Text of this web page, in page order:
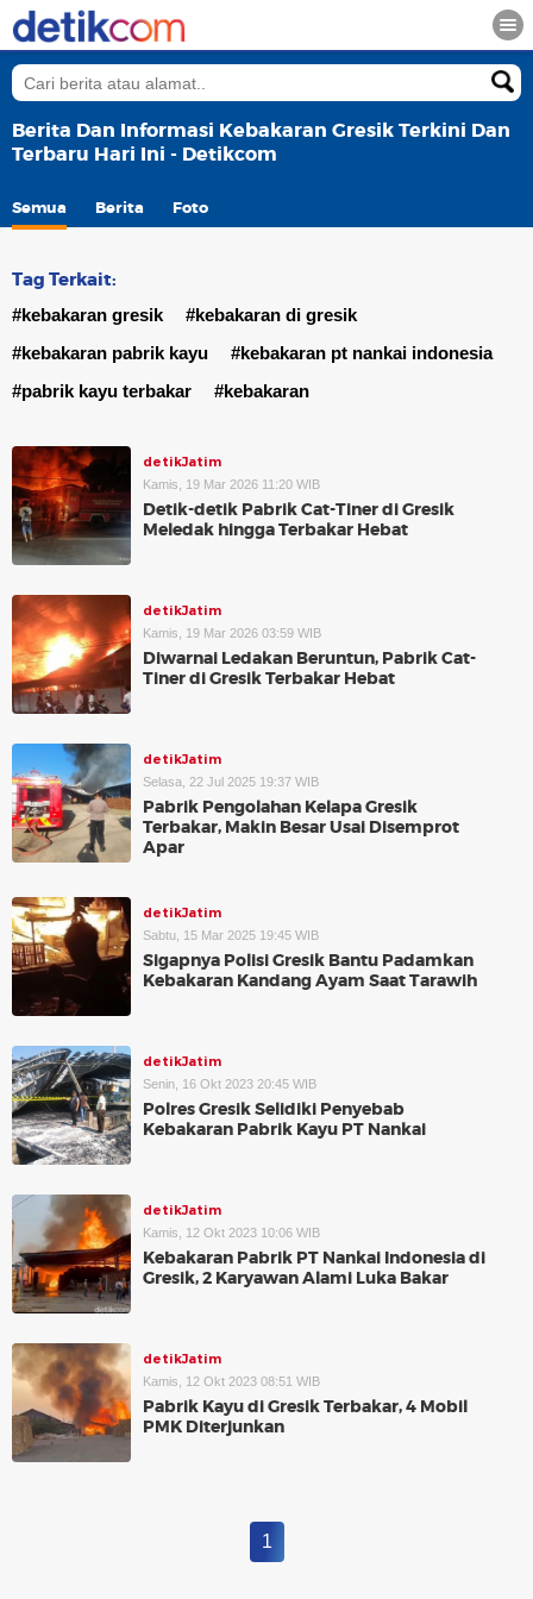
Berita Dan Informasi Kebakaran Gresik Terkini Dan
Terbaru Hari Ini - Detikcom
Semua Berita Foto
Tag Terkait:
#kebakaran gresik
#kebakaran di gresik
#kebakaran pabrik kayu
#kebakaran pt nankai indonesia
#pabrik kayu terbakar
#kebakaran
detikJatim
Kamis, 19 Mar 2026 11:20 WIB
Detik-detik Pabrik Cat-Tiner di Gresik
Meledak hingga Terbakar Hebat
detikJatim
Kamis, 19 Mar 2026 03:59 WIB
Diwarnai Ledakan Beruntun, Pabrik Cat-
Tiner di Gresik Terbakar Hebat
detikJatim
Selasa, 22 Jul 2025 19:37 WIB
Pabrik Pengolahan Kelapa Gresik
Terbakar, Makin Besar Usai Disemprot
Apar
detikJatim
Sabtu, 15 Mar 2025 19:45 WIB
Sigapnya Polisi Gresik Bantu Padamkan
Kebakaran Kandang Ayam Saat Tarawih
detikJatim
Senin, 16 Okt 2023 20:45 WIB
Polres Gresik Selidiki Penyebab
Kebakaran Pabrik Kayu PT Nankai
detikJatim
Kamis, 12 Okt 2023 10:06 WIB
Kebakaran Pabrik PT Nankai Indonesia di
Gresik, 2 Karyawan Alami Luka Bakar
detikJatim
Kamis, 12 Okt 2023 08:51 WIB
Pabrik Kayu di Gresik Terbakar, 4 Mobil
PMK Diterjunkan
1